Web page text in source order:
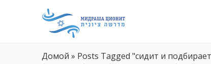
Домой » Posts Tagged "сидит и